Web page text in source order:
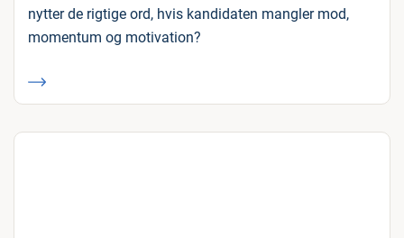
nytter de rigtige ord, hvis kandidaten mangler mod,
momentum og motivation?